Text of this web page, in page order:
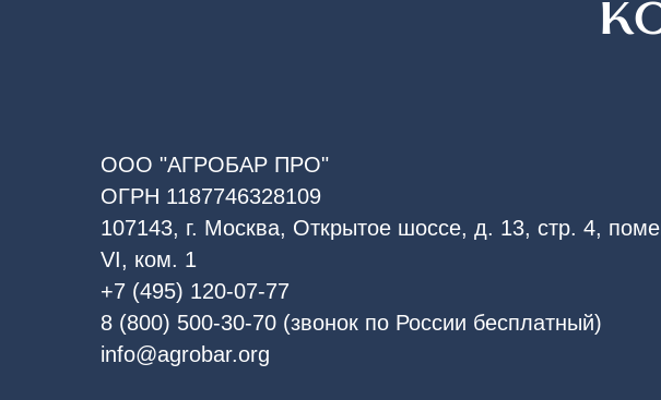
ООО "АГРОБАР ПРО"
ОГРН 1187746328109
107143, г. Москва, Открытое шоссе, д. 13, стр. 4,
VI, ком. 1
+7 (495) 120-07-77
8 (800) 500-30-70 (звонок по России бесплатный)
info@agrobar.org